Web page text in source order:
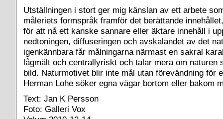
Utställningen i stort ger mig känslan av ett arbete
måleriets formspråk framför det berättande
för att nå ett kanske sannare eller äktare innehåll i
nedtoningen, diffuseringen och avskalandet av det
igenkännbara får målningarna närmast en sakral
lågmält och centrallyriskt och talar mera om naturen
bild. Naturmotivet blir inte mål utan förevändning för
Herman Lohe söker egna vägar bortom eller bakom
Text: Jan K Persson
Foto: Galleri Vox